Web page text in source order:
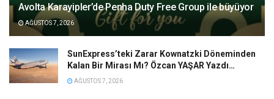
Avolta Karayipler’de Penha Duty Free Group ile büyüyor
AĞUSTOS 7, 2026
SunExpress’teki Zarar Kownatzki Döneminden
Kalan Bir Mirası Mı? Özcan YAŞAR Yazdı…
AĞUSTOS 7, 2026